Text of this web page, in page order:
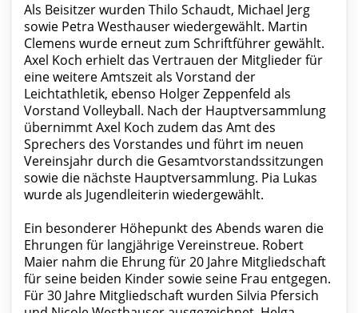
Als Beisitzer wurden Thilo Schaudt, Michael Jerg
sowie Petra Westhauser wiedergewählt. Martin
Clemens wurde erneut zum Schriftführer gewählt.
Axel Koch erhielt das Vertrauen der Mitglieder für
eine weitere Amtszeit als Vorstand der
Leichtathletik, ebenso Holger Zeppenfeld als
Vorstand Volleyball. Nach der Hauptversammlung
übernimmt Axel Koch zudem das Amt des
Sprechers des Vorstandes und führt im neuen
Vereinsjahr durch die Gesamtvorstandssitzungen
sowie die nächste Hauptversammlung. Pia Lukas
wurde als Jugendleiterin wiedergewählt.
Ein besonderer Höhepunkt des Abends waren die
Ehrungen für langjährige Vereinstreue. Robert
Maier nahm die Ehrung für 20 Jahre Mitgliedschaft
für seine beiden Kinder sowie seine Frau entgegen.
Für 30 Jahre Mitgliedschaft wurden Silvia Pfersich